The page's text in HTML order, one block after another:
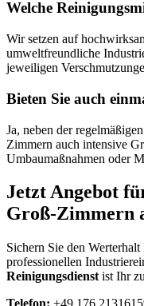
Welche
Wir setzen auf
umweltfreundliche
jeweiligen
Bieten Sie auch
Ja, neben der
Zimmern auch intensive
Umbaumaßnahmen oder
Jetzt Angebot
Groß-Zimmern
Sichern Sie den
professionellen
Reinigungsdienst ist Ihr